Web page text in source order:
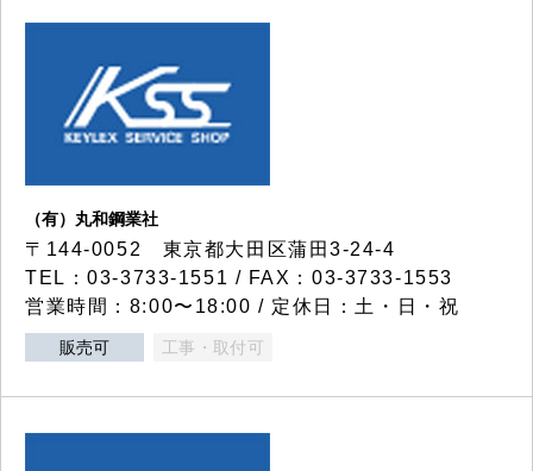
（有）丸和鋼業社
〒144-0052 東京都大田区蒲田3-24-4
TEL：03-3733-1551 / FAX：03-3733-1553
営業時間：8:00〜18:00 / 定休日：土・日・祝
販売可 工事・取付可